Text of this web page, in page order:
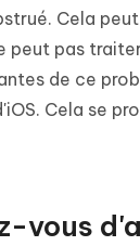
Cela
peut pas
de ce
Cela se
vous